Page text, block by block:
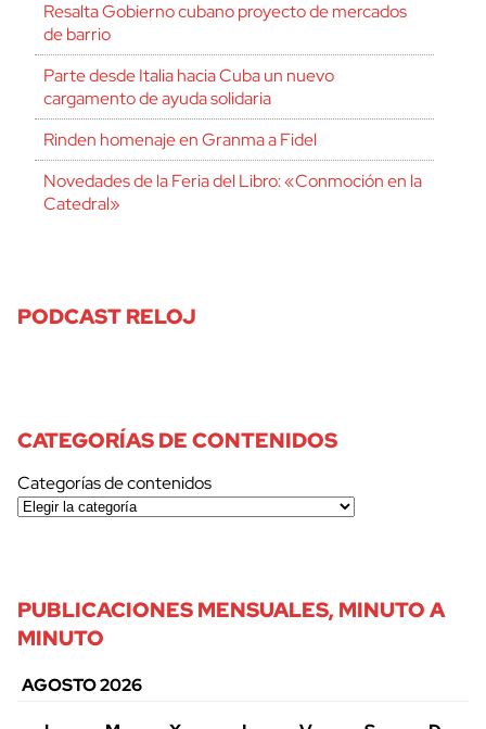
Resalta Gobierno cubano proyecto de mercados
de barrio
Parte desde Italia hacia Cuba un nuevo
cargamento de ayuda solidaria
Rinden homenaje en Granma a Fidel
Novedades de la Feria del Libro: «Conmoción en la
Catedral»
PODCAST RELOJ
CATEGORÍAS DE CONTENIDOS
Categorías de contenidos
PUBLICACIONES MENSUALES, MINUTO A
MINUTO
AGOSTO 2026